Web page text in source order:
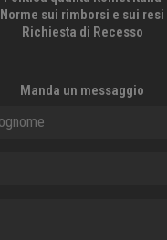
Norme sui rimborsi e sui resi
Richiesta di Recesso
Manda un messaggio